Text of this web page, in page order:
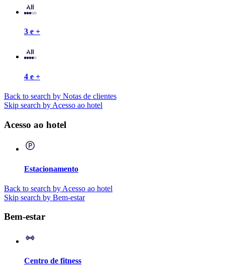
3 e +
4 e +
Back to search by Notas de clientes
Skip search by Acesso ao hotel
Acesso ao hotel
Estacionamento
Back to search by Acesso ao hotel
Skip search by Bem-estar
Bem-estar
Centro de fitness